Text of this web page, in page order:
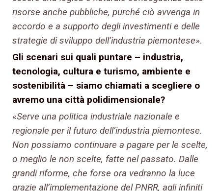
risorse anche pubbliche, purché ciò avvenga in
accordo e a supporto degli investimenti e delle
strategie di sviluppo dell’industria piemontese».
Gli scenari sui quali puntare – industria,
tecnologia, cultura e turismo, ambiente e
sostenibilità – siamo chiamati a scegliere o
avremo una città polidimensionale?
«Serve una politica industriale nazionale e
regionale per il futuro dell’industria piemontese.
Non possiamo continuare a pagare per le scelte,
o meglio le non scelte, fatte nel passato. Dalle
grandi riforme, che forse ora vedranno la luce
grazie all’implementazione del PNRR, agli infiniti